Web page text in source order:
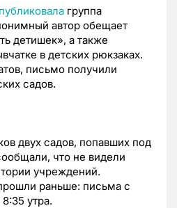
группа
автор обещает
детишек», а также
в детских рюкзаках.
письмо получили
садов.
двух садов, попавших под
что не видели
учреждений.
раньше: письма с
утра.